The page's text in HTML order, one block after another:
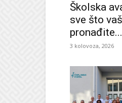
Školska
sve što
pronađite...
3 kolovoza, 2026